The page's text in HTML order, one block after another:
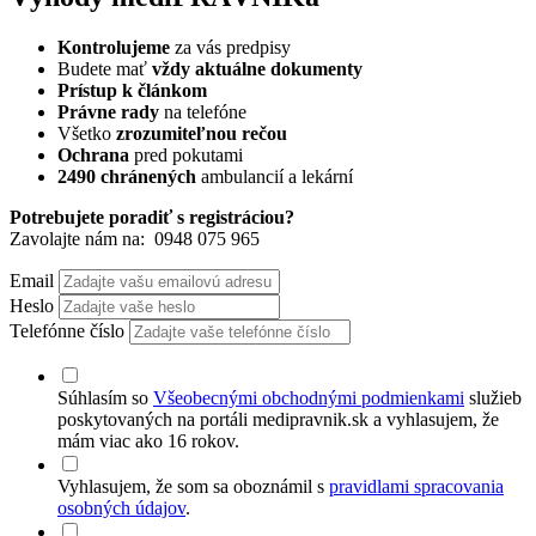
Kontrolujeme za vás predpisy
Budete mať vždy aktuálne dokumenty
Prístup k článkom
Právne rady na telefóne
Všetko zrozumiteľnou rečou
Ochrana pred pokutami
2490 chránených ambulancií a lekární
Potrebujete poradiť s registráciou?
Zavolajte nám na: 0948 075 965
Email
Heslo
Telefónne číslo
Súhlasím so Všeobecnými obchodnými podmienkami služieb
poskytovaných na portáli medipravnik.sk a vyhlasujem, že
mám viac ako 16 rokov.
Vyhlasujem, že som sa oboznámil s pravidlami spracovania
osobných údajov.